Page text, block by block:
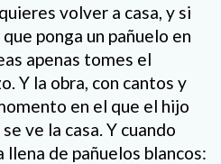
volver a casa, y si
ponga un pañuelo en
apenas tomes el
Y la obra, con cantos y
en el que el hijo
ve la casa. Y cuando
llena de pañuelos blancos: